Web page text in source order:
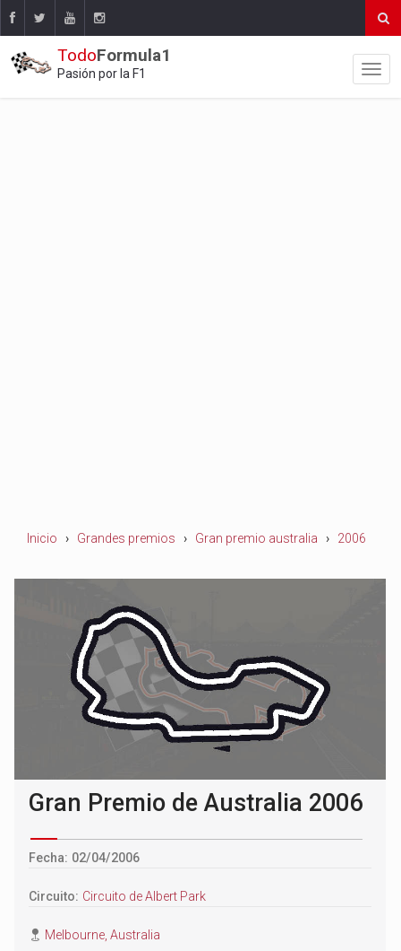
TodoFormula1
Pasión por la F1
Inicio Grandes premios Gran premio australia 2006
Gran Premio de Australia 2006
Fecha: 02/04/2006
Circuito: Circuito de Albert Park
Melbourne, Australia